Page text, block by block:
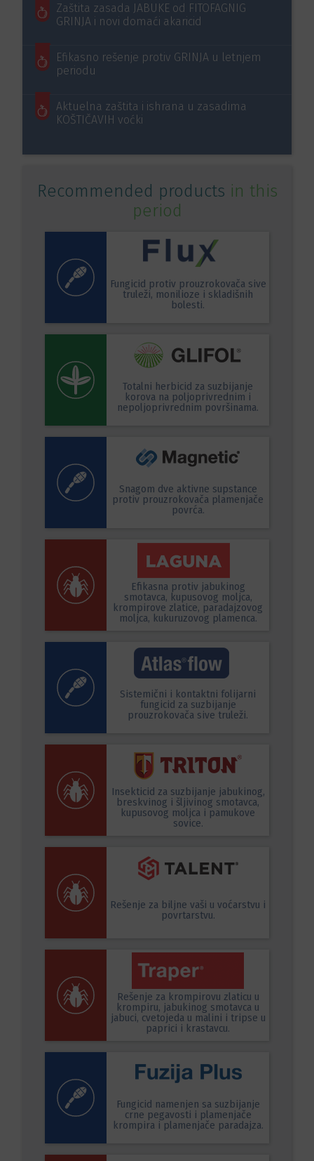
Zaštita zasada JABUKE od FITOFAGNIG
GRINJA i novi domaći akaricid
Efikasno rešenje protiv GRINJA u letnjem
periodu
Aktuelna zaštita i ishrana u zasadima
KOŠTIČAVIH voćki
Recommended products in this
period
Fungicid protiv prouzrokovača sive
truleži, monilioze i skladišnih
bolesti.
Totalni herbicid za suzbijanje
korova na poljoprivrednim i
nepoljoprivrednim površinama.
Snagom dve aktivne supstance
protiv prouzrokovača plamenjače
povrća.
Efikasna protiv jabukinog
smotavca, kupusovog moljca,
krompirove zlatice, paradajzovog
moljca, kukuruzovog plamenca.
Sistemični i kontaktni folijarni
fungicid za suzbijanje
prouzrokovača sive truleži.
Insekticid za suzbijanje jabukinog,
breskvinog i šljivinog smotavca,
kupusovog moljca i pamukove
sovice.
Rešenje za biljne vaši u voćarstvu i
povrtarstvu.
Rešenje za krompirovu zlaticu u
krompiru, jabukinog smotavca u
jabuci, cvetojeda u malini i tripse u
paprici i krastavcu.
Fungicid namenjen sa suzbijanje
crne pegavosti i plamenjače
krompira i plamenjače paradajza.